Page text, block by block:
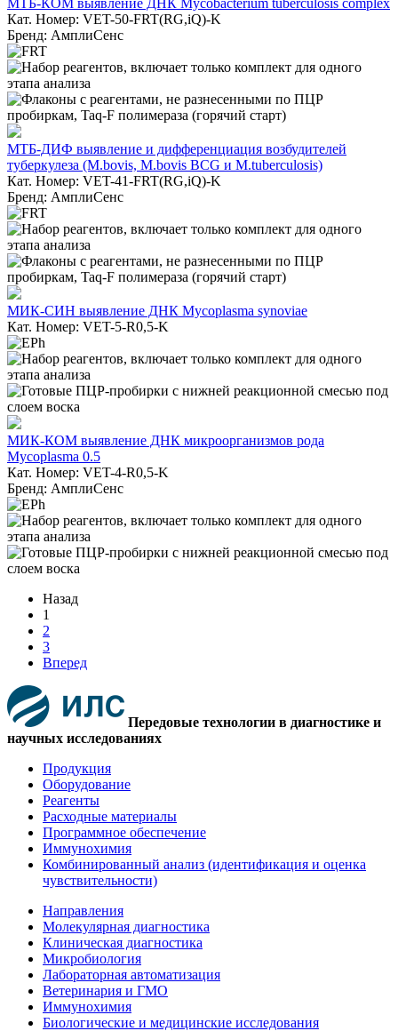
Кат. Номер: VET-50-FRT(RG,iQ)-K
Бренд: АмплиСенс
МТБ-ДИФ выявление и дифференциация возбудителей
туберкулеза (M.bovis, M.bovis BCG и M.tuberculosis)
Кат. Номер: VET-41-FRT(RG,iQ)-K
Бренд: АмплиСенс
МИК-СИН выявление ДНК Mycoplasma synoviae
Кат. Номер: VET-5-R0,5-K
МИК-КОМ выявление ДНК микроорганизмов рода
Mycoplasma 0.5
Кат. Номер: VET-4-R0,5-K
Бренд: АмплиСенс
Назад
1
2
3
Вперед
Передовые технологии в диагностике и
научных исследованиях
Продукция
Оборудование
Реагенты
Расходные материалы
Программное обеспечение
Иммунохимия
Комбинированный анализ (идентификация и оценка
чувствительности)
Направления
Молекулярная диагностика
Клиническая диагностика
Микробиология
Лабораторная автоматизация
Ветеринария и ГМО
Иммунохимия
Биологические и медицинские исследования